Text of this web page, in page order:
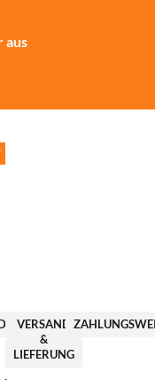
VERSAND
&
LIEFERUNG
aus